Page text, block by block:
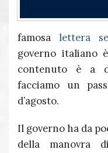
famosa lettera
governo italiano
contenuto è a
facciamo un
d’agosto.
Il governo ha da
della manovra